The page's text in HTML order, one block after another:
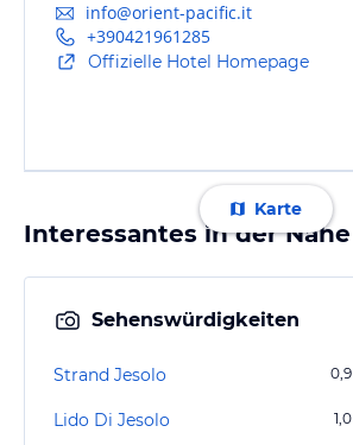
info@orient-pacific.it
+390421961285
Offizielle Hotel Homepage
Karte
Interessantes in der Nähe
Sehenswürdigkeiten
Strand Jesolo 0,9
Lido Di Jesolo 1,0